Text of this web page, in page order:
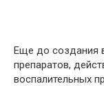
Еще до создания
препаратов,
воспалительных